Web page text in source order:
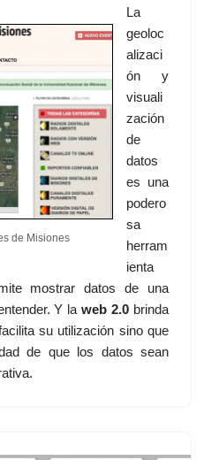
de Misiones
La
geoloc
alizaci
ón y
visuali
zación
de
datos
es una
podero
sa
herram
ienta
mostrar datos de una
Y laweb 2.0 brinda
su utilización sino que
de que los datos sean